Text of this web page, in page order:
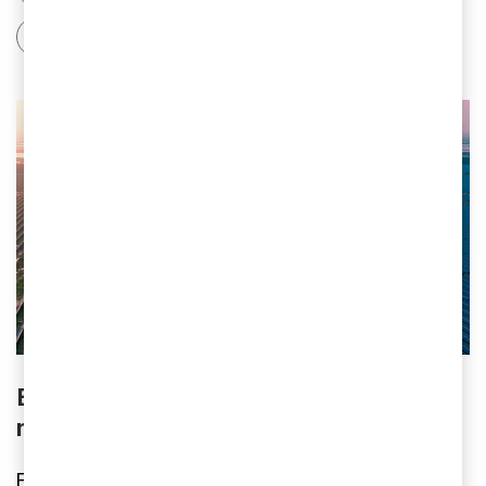
Energy – lönsam omställning och nya
möjligheter
Energisektorns omställning är komplex. Vi hjälper